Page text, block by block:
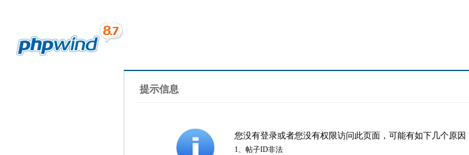
提示信息
您没有登录或者您没有权限访问此页面，可能有如下几个原因
1、帖子ID非法